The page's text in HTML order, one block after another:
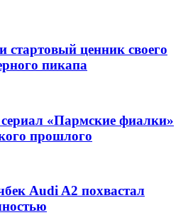
ценник своего
пикапа
«Пармские фиалки»
прошлого
Audi A2 похвастал